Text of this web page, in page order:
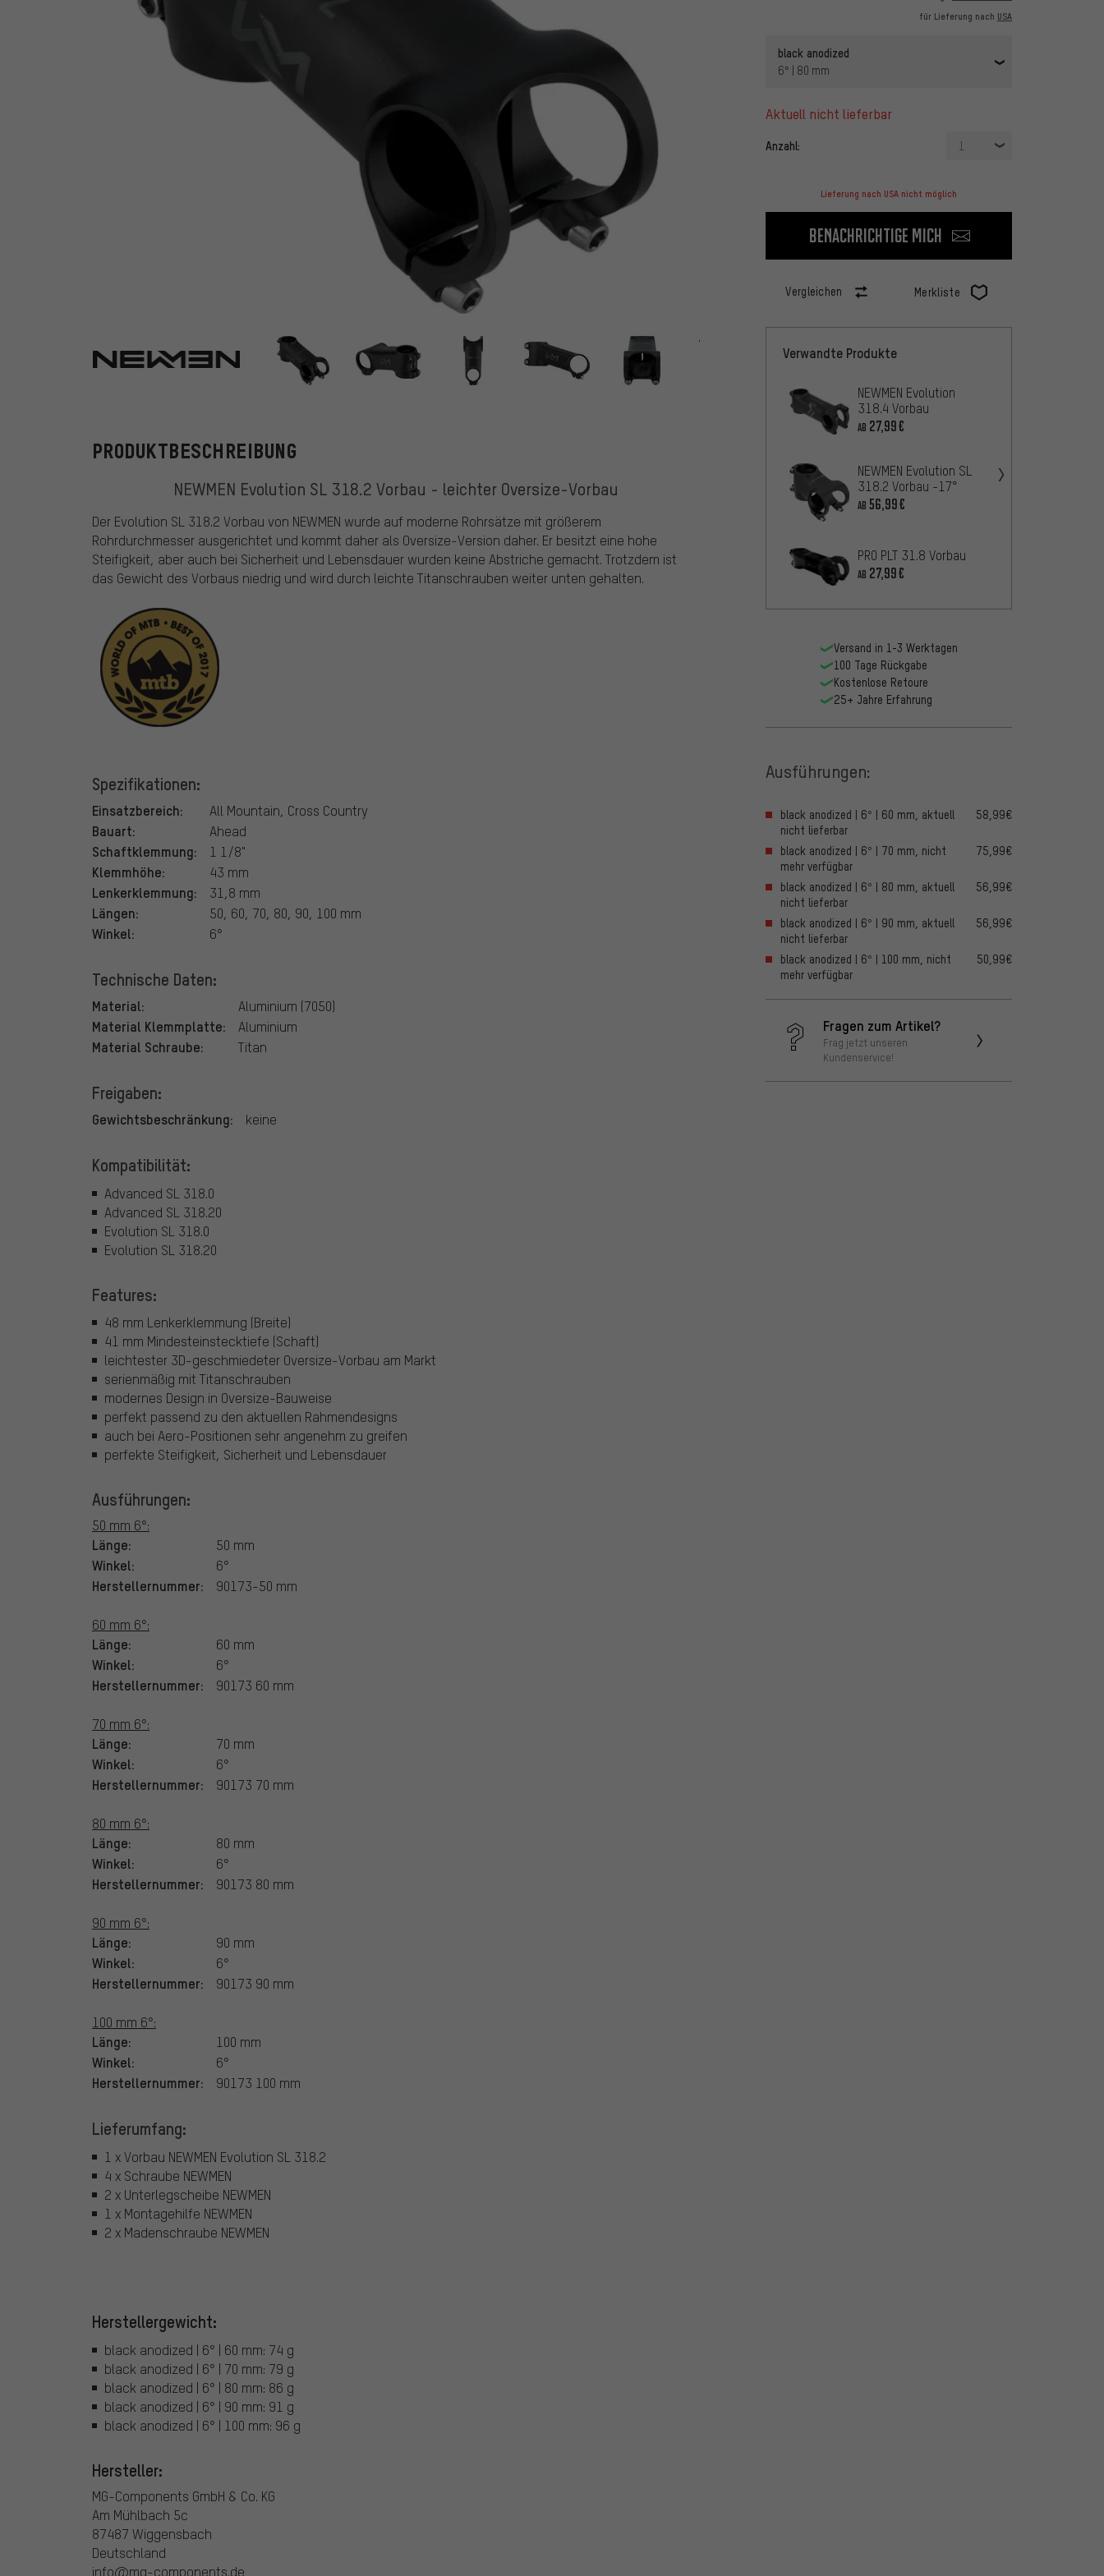
für Lieferung nach USA
black anodized
6° | 80 mm
aktuell nicht lieferbar
Anzahl: 1
Lieferung nach USA nicht möglich
Benachrichtige mich
Vergleichen Merkliste
NEWMEN
PRODUKTBESCHREIBUNG
NEWMEN Evolution SL 318.2 Vorbau - leichter Oversize-Vorbau
Der Evolution SL 318.2 Vorbau von NEWMEN wurde auf moderne Rohrsätze mit größerem
Rohrdurchmesser ausgerichtet und kommt daher als Oversize-Version daher. Er besitzt eine hohe
Steifigkeit, aber auch bei Sicherheit und Lebensdauer wurden keine Abstriche gemacht. Trotzdem ist
das Gewicht des Vorbaus niedrig und wird durch leichte Titanschrauben weiter unten gehalten.
Spezifikationen:
Einsatzbereich: All Mountain, Cross Country
Bauart: Ahead
Schaftklemmung: 1 1/8"
Klemmhöhe: 43 mm
Lenkerklemmung: 31,8 mm
Längen: 50, 60, 70, 80, 90, 100 mm
Winkel: 6°
Technische Daten:
Material: Aluminium (7050)
Material Klemmplatte: Aluminium
Material Schraube: Titan
Freigaben:
Gewichtsbeschränkung: keine
Kompatibilität:
Advanced SL 318.0
Advanced SL 318.20
Evolution SL 318.0
Evolution SL 318.20
Features:
48 mm Lenkerklemmung (Breite)
41 mm Mindesteinstecktiefe (Schaft)
leichtester 3D-geschmiedeter Oversize-Vorbau am Markt
serienmäßig mit Titanschrauben
modernes Design in Oversize-Bauweise
perfekt passend zu den aktuellen Rahmendesigns
auch bei Aero-Positionen sehr angenehm zu greifen
perfekte Steifigkeit, Sicherheit und Lebensdauer
Ausführungen:
50 mm 6°:
Länge: 50 mm
Winkel: 6°
Herstellernummer: 90173-50 mm
60 mm 6°:
Länge: 60 mm
Winkel: 6°
Herstellernummer: 90173 60 mm
70 mm 6°:
Länge: 70 mm
Winkel: 6°
Herstellernummer: 90173 70 mm
80 mm 6°:
Länge: 80 mm
Winkel: 6°
Herstellernummer: 90173 80 mm
90 mm 6°:
Länge: 90 mm
Winkel: 6°
Herstellernummer: 90173 90 mm
100 mm 6°:
Länge: 100 mm
Winkel: 6°
Herstellernummer: 90173 100 mm
Lieferumfang:
1 x Vorbau NEWMEN Evolution SL 318.2
4 x Schraube NEWMEN
2 x Unterlegscheibe NEWMEN
1 x Montagehilfe NEWMEN
2 x Madenschraube NEWMEN
Herstellergewicht:
black anodized | 6° | 60 mm: 74 g
black anodized | 6° | 70 mm: 79 g
black anodized | 6° | 80 mm: 86 g
black anodized | 6° | 90 mm: 91 g
black anodized | 6° | 100 mm: 96 g
Hersteller:
MG-Components GmbH & Co. KG
Am Mühlbach 5c
87487 Wiggensbach
Deutschland
info@mg-components.de
Verwandte Produkte
NEWMEN Evolution
318.4 Vorbau
AB 27,99€
NEWMEN Evolution SL
318.2 Vorbau -17°
AB 56,99€
PRO PLT 31.8 Vorbau
AB 27,99€
Versand in 1-3 Werktagen
100 Tage Rückgabe
Kostenlose Retoure
25+ Jahre Erfahrung
Ausführungen:
black anodized | 6° | 60 mm, aktuell
nicht lieferbar
58,99€
black anodized | 6° | 70 mm, nicht
mehr verfügbar
75,99€
black anodized | 6° | 80 mm, aktuell
nicht lieferbar
56,99€
black anodized | 6° | 90 mm, aktuell
nicht lieferbar
56,99€
black anodized | 6° | 100 mm, nicht
mehr verfügbar
50,99€
Fragen zum Artikel?
Frag jetzt unseren
Kundenservice!